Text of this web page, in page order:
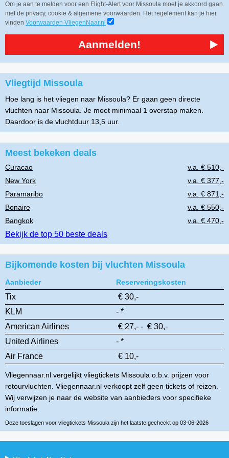
Om je aan te melden voor een Flight-Alert voor Missoula moet je akkoord gaan
met de privacy, cookie & algemene voorwaarden. Het regelement kan je hier
vinden Voorwaarden VliegenNaar.nl
Aanmelden!
Vliegtijd Missoula
Hoe lang is het vliegen naar Missoula? Er gaan geen directe
vluchten naar Missoula. Je moet minimaal 1 overstap maken.
Daardoor is de vluchtduur 13,5 uur.
Meest bekeken deals
Curacao
v.a. € 510,-
New York
v.a. € 377,-
Paramaribo
v.a. € 871,-
Bonaire
v.a. € 550,-
Bangkok
v.a. € 470,-
Bekijk de top 50 beste deals
Bijkomende kosten bij vluchten Missoula
Aanbieder Reserveringskosten
Tix
€ 30,-
KLM
- *
American Airlines
€ 27,- - € 30,-
United Airlines
- *
Air France
€ 10,-
Vliegennaar.nl vergelijkt vliegtickets Missoula o.b.v. prijzen voor
retourvluchten. Vliegennaar.nl verkoopt zelf geen tickets of reizen.
Wij verwijzen je naar de website van aanbieders voor specifieke
informatie.
Deze toeslagen voor vliegtickets Missoula zijn het laatste gecheckt op 03-06-2026